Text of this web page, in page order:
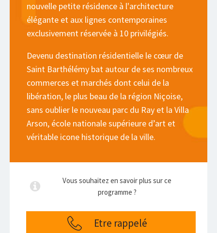
nouvelle petite résidence à l'architecture
élégante et aux lignes contemporaines
exclusivement réservée à 10 privilégiés.
Devenu destination résidentielle le cœur de
Saint Barthélémy bat autour de ses nombreux
commerces et marchés dont celui de la
libération, le plus beau de la région Niçoise,
sans oublier le nouveau parc du Ray et la Villa
Arson, école nationale supérieure d’art et
véritable icone historique de la ville.
Vous souhaitez en savoir plus sur ce
programme ?
Etre rappelé